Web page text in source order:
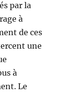
par la
à
de ces
une
à
Le